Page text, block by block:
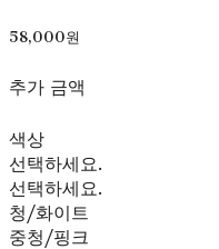
58,000원
추가 금액
색상
선택하세요.
선택하세요.
청/화이트
중청/핑크